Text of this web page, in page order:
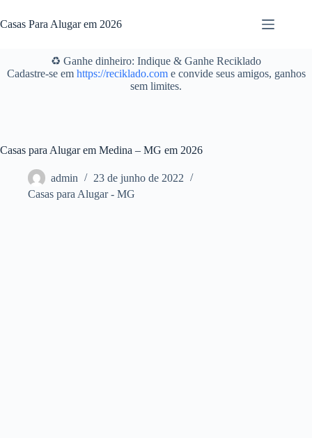
para
o
Casas Para Alugar em 2026
♻️ Ganhe dinheiro: Indique & Ganhe Reciklado
Cadastre-se em https://reciklado.come convide seus amigos, ganhos
sem limites.
Casas para Alugar em Medina – MG em 2026
admin
23 de junho de 2022
Casas para Alugar - MG